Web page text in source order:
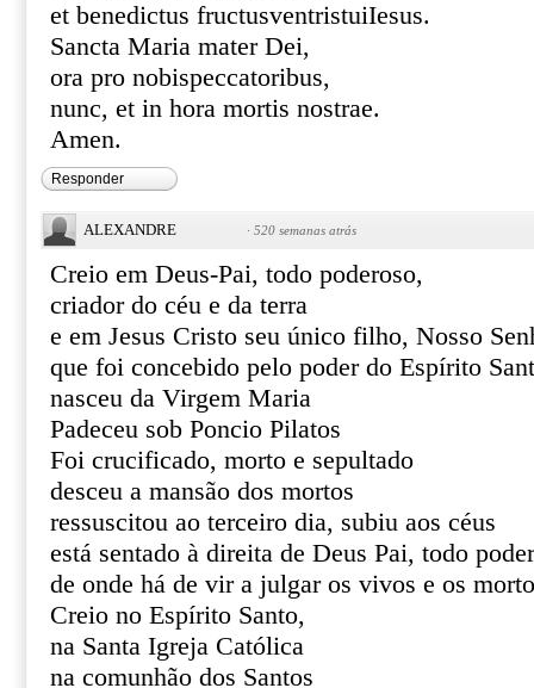
et benedictus fructusventristuiIesus.
Sancta Maria mater Dei,
ora pro nobispeccatoribus,
nunc, et in hora mortis nostrae.
Amen.
Responder
ALEXANDRE · 520 semanas atrás
Creio em Deus-Pai, todo poderoso,
criador do céu e da terra
e em Jesus Cristo seu único filho, Nosso
que foi concebido pelo poder do Espírito
nasceu da Virgem Maria
Padeceu sob Poncio Pilatos
Foi crucificado, morto e sepultado
desceu a mansão dos mortos
ressuscitou ao terceiro dia, subiu aos céus
está sentado à direita de Deus Pai, todo
de onde há de vir a julgar os vivos e os
Creio no Espírito Santo,
na Santa Igreja Católica
na comunhão dos Santos